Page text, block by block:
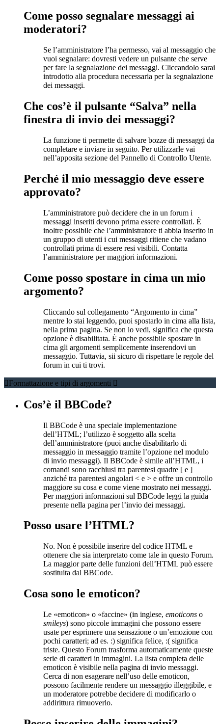
Come posso segnalare messaggi ai
moderatori?
Se l’amministratore l’ha permesso, vai al messaggio che
vuoi segnalare: dovresti vedere un pulsante che serve
per fare la segnalazione dei messaggi. Cliccandolo sarai
introdotto alla procedura necessaria per la segnalazione
dei messaggi.
Che cos’è il pulsante “Salva” nella
finestra di invio dei messaggi?
La funzione ti permette di salvare bozze di messaggi da
completare e inviare in seguito. Per utilizzarle vai
nell’apposita sezione del Pannello di Controllo Utente.
Perché il mio messaggio deve essere
approvato?
L’amministratore può decidere che in un forum i
messaggi inseriti devono prima essere controllati. È
inoltre possibile che l’amministratore ti abbia inserito in
un gruppo di utenti i cui messaggi ritiene che vadano
controllati prima di essere resi visibili. Contatta
l’amministratore per maggiori informazioni.
Come posso spostare in cima un mio
argomento?
Cliccando sul collegamento “Argomento in cima”
mentre lo stai leggendo, puoi spostarlo in cima alla lista,
nella prima pagina. Se non lo vedi, significa che questa
opzione è disabilitata. È anche possibile spostare in
cima gli argomenti semplicemente inserendovi un
messaggio. Tuttavia, sii sicuro di rispettare le regole del
forum in cui ti trovi.
Formattazione e tipi di argomenti
Cos’è il BBCode?
Il BBCode è una speciale implementazione
dell’HTML; l’utilizzo è soggetto alla scelta
dell’amministratore (puoi anche disabilitarlo di
messaggio in messaggio tramite l’opzione nel modulo
di invio messaggi). Il BBCode è simile all’HTML, i
comandi sono racchiusi tra parentesi quadre [ e ]
anziché tra parentesi angolari < e > e offre un controllo
maggiore su cosa e come viene mostrato nei messaggi.
Per maggiori informazioni sul BBCode leggi la guida
presente nella pagina per l’invio dei messaggi.
Posso usare l’HTML?
No. Non è possibile inserire del codice HTML e
ottenere che sia interpretato come tale in questo Forum.
La maggior parte delle funzioni dell’HTML può essere
sostituita dal BBCode.
Cosa sono le emoticon?
Le «emoticon» o «faccine» (in inglese, emoticons o
smileys) sono piccole immagini che possono essere
usate per esprimere una sensazione o un’emozione con
pochi caratteri; ad es. :) significa felice, :( significa
triste. Questo Forum trasforma automaticamente queste
serie di caratteri in immagini. La lista completa delle
emoticon è visibile nella pagina di invio messaggi.
Cerca di non esagerare nell’uso delle emoticon,
possono facilmente rendere un messaggio illeggibile, e
un moderatore potrebbe decidere di modificarlo o
addirittura rimuoverlo.